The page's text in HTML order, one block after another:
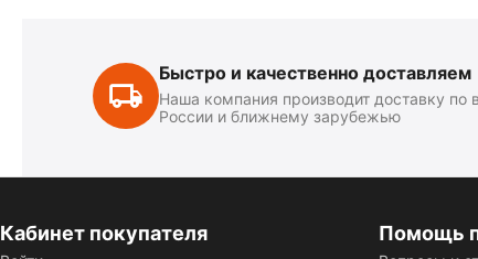
Быстро и качественно доставляем
Наша компания производит доставку по
России и ближнему зарубежью
Кабинет покупателя Помощь